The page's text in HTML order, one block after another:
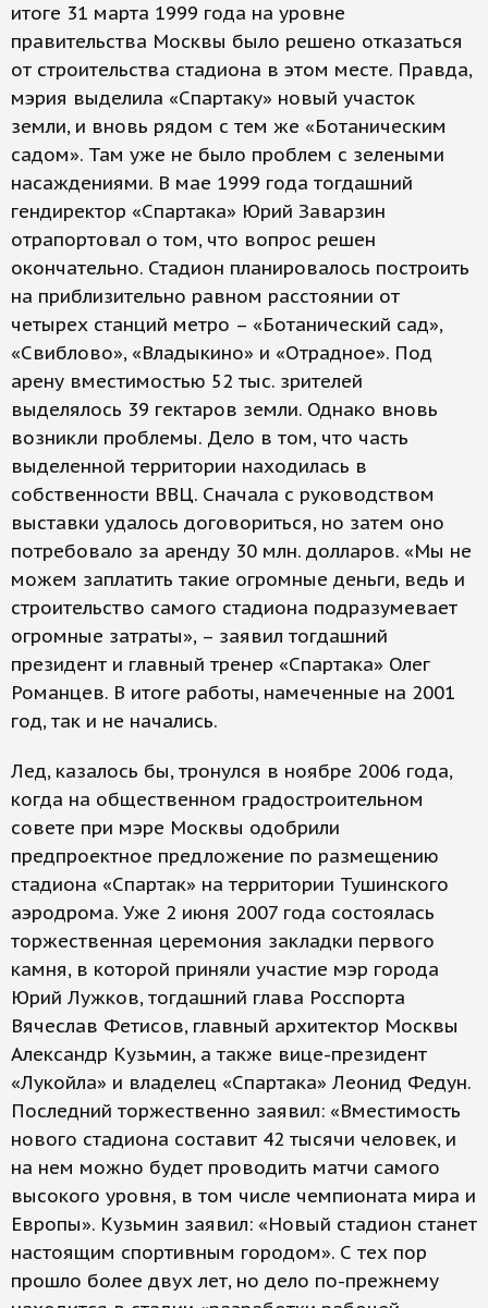
итоге 31 марта 1999 года на уровне
правительства Москвы было решено отказаться
от строительства стадиона в этом месте. Правда,
мэрия выделила «Спартаку» новый участок
земли, и вновь рядом с тем же «Ботаническим
садом». Там уже не было проблем с зелеными
насаждениями. В мае 1999 года тогдашний
гендиректор «Спартака» Юрий Заварзин
отрапортовал о том, что вопрос решен
окончательно. Стадион планировалось построить
на приблизительно равном расстоянии от
четырех станций метро – «Ботанический сад»,
«Свиблово», «Владыкино» и «Отрадное». Под
арену вместимостью 52 тыс. зрителей
выделялось 39 гектаров земли. Однако вновь
возникли проблемы. Дело в том, что часть
выделенной территории находилась в
собственности ВВЦ. Сначала с руководством
выставки удалось договориться, но затем оно
потребовало за аренду 30 млн. долларов. «Мы не
можем заплатить такие огромные деньги, ведь и
строительство самого стадиона подразумевает
огромные затраты», – заявил тогдашний
президент и главный тренер «Спартака» Олег
Романцев. В итоге работы, намеченные на 2001
год, так и не начались.
Лед, казалось бы, тронулся в ноябре 2006 года,
когда на общественном градостроительном
совете при мэре Москвы одобрили
предпроектное предложение по размещению
стадиона «Спартак» на территории Тушинского
аэродрома. Уже 2 июня 2007 года состоялась
торжественная церемония закладки первого
камня, в которой приняли участие мэр города
Юрий Лужков, тогдашний глава Росспорта
Вячеслав Фетисов, главный архитектор Москвы
Александр Кузьмин, а также вице-президент
«Лукойла» и владелец «Спартака» Леонид Федун.
Последний торжественно заявил: «Вместимость
нового стадиона составит 42 тысячи человек, и
на нем можно будет проводить матчи самого
высокого уровня, в том числе чемпионата мира и
Европы». Кузьмин заявил: «Новый стадион станет
настоящим спортивным городом». С тех пор
прошло более двух лет, но дело по-прежнему